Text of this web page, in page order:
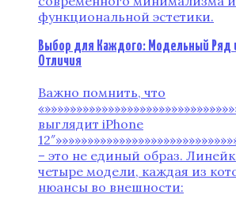
функциональной эстетики.
Выбор для Каждого: Модельный Ряд
Отличия
Важно помнить‚ что
выглядит iPhone
– это не единый образ.
четыре модели‚ каждая из
нюансы во внешности: